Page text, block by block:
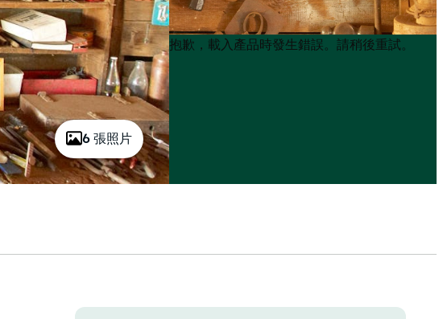
6 張照片
Product
List
Product
List
抱歉，載入產品時發生錯誤。請稍後重試。